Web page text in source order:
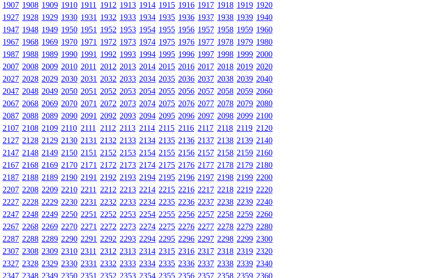
1907 1908 1909 1910 1911 1912 1913 1914 1915 1916 1917 1918 1919 1920
1927 1928 1929 1930 1931 1932 1933 1934 1935 1936 1937 1938 1939 1940
1947 1948 1949 1950 1951 1952 1953 1954 1955 1956 1957 1958 1959 1960
1967 1968 1969 1970 1971 1972 1973 1974 1975 1976 1977 1978 1979 1980
1987 1988 1989 1990 1991 1992 1993 1994 1995 1996 1997 1998 1999 2000
2007 2008 2009 2010 2011 2012 2013 2014 2015 2016 2017 2018 2019 2020
2027 2028 2029 2030 2031 2032 2033 2034 2035 2036 2037 2038 2039 2040
2047 2048 2049 2050 2051 2052 2053 2054 2055 2056 2057 2058 2059 2060
2067 2068 2069 2070 2071 2072 2073 2074 2075 2076 2077 2078 2079 2080
2087 2088 2089 2090 2091 2092 2093 2094 2095 2096 2097 2098 2099 2100
2107 2108 2109 2110 2111 2112 2113 2114 2115 2116 2117 2118 2119 2120
2127 2128 2129 2130 2131 2132 2133 2134 2135 2136 2137 2138 2139 2140
2147 2148 2149 2150 2151 2152 2153 2154 2155 2156 2157 2158 2159 2160
2167 2168 2169 2170 2171 2172 2173 2174 2175 2176 2177 2178 2179 2180
2187 2188 2189 2190 2191 2192 2193 2194 2195 2196 2197 2198 2199 2200
2207 2208 2209 2210 2211 2212 2213 2214 2215 2216 2217 2218 2219 2220
2227 2228 2229 2230 2231 2232 2233 2234 2235 2236 2237 2238 2239 2240
2247 2248 2249 2250 2251 2252 2253 2254 2255 2256 2257 2258 2259 2260
2267 2268 2269 2270 2271 2272 2273 2274 2275 2276 2277 2278 2279 2280
2287 2288 2289 2290 2291 2292 2293 2294 2295 2296 2297 2298 2299 2300
2307 2308 2309 2310 2311 2312 2313 2314 2315 2316 2317 2318 2319 2320
2327 2328 2329 2330 2331 2332 2333 2334 2335 2336 2337 2338 2339 2340
2347 2348 2349 2350 2351 2352 2353 2354 2355 2356 2357 2358 2359 2360